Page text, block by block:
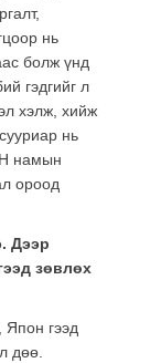
нь
болж үнд
гэдгийг л
хэлж, хийж
нь
намын
ороод
Дээр
зөвлөх
гээд
дөө.